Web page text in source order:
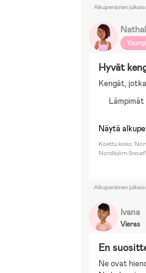
Alkuperäinen
Hyvät
Kengät,
Näytä
Koettu koko:
Nordbjörn
Alkuperäinen
Ivana
Vieras
En
Ne ovat